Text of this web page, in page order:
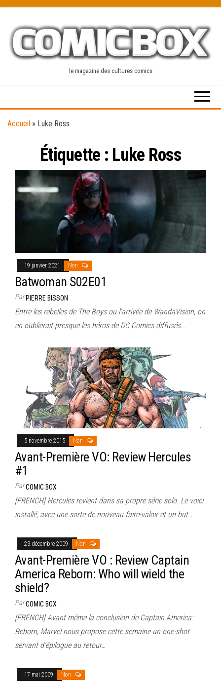
content
le magazine des cultures comics
Accueil » Luke Ross
Étiquette : Luke Ross
19 janvier 2021 Non
Batwoman S02E01
ParPIERRE BISSON
Entre les rebelles de The Boys ou l’arrivée de WandaVision, on
en oublierait presque les héros de DC Comics diffusés…
5 novembre 2015 Non
Avant-Première VO: Review Hercules
#1
ParCOMIC BOX
[FRENCH] Hercules revient dans sa propre série solo. Le voici
installé, avec une sorte de nouveau faire-valoir et un but…
23 décembre 2009 Non
Avant-Première VO : Review Captain
America Reborn: Who will wield the
shield?
ParCOMIC BOX
[FRENCH] Avant même la conclusion de Captain America:
Reborn, Marvel nous propose cette semaine un one-shot
servant d’épilogue au retour…
17 mai 2009 Non